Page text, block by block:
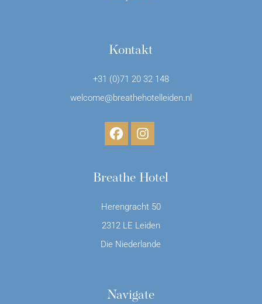
Kontakt
+31 (0)71 20 32 148
welcome@breathehotelleiden.nl
Breathe Hotel
Herengracht 50
2312 LE Leiden
Die Niederlande
Navigate